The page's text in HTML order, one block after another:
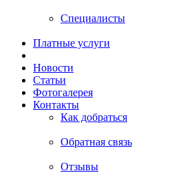
Специалисты
Платные услуги
Новости
Статьи
Фотогалерея
Контакты
Как добраться
Обратная связь
Отзывы